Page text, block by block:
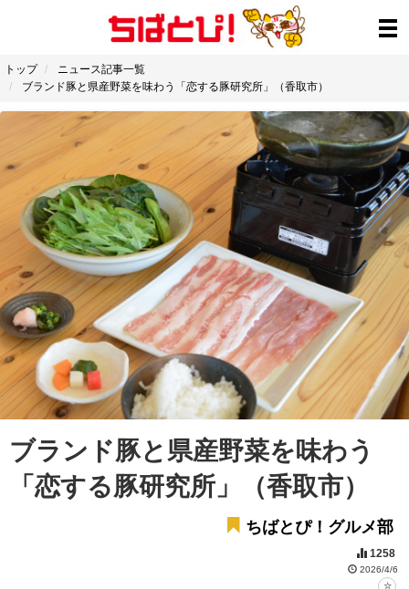
トップ
ニュース記事一覧
ブランド豚と県産野菜を味わう「恋する豚研究所」（香取市）
ブランド豚と県産野菜を味わう
「恋する豚研究所」（香取市）
ちばとぴ！グルメ部
1258
2026/4/6